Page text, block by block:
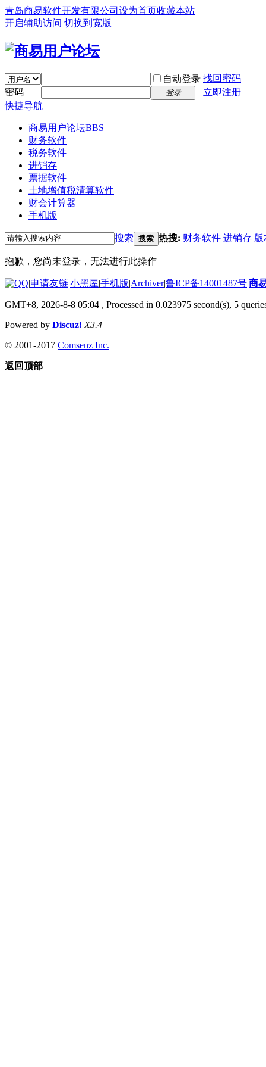
青岛商易软件开发有限公司 设为首页收藏本站
开启辅助访问 切换到宽版
自动登录 找回密码
密码
登录
立即注册
快捷导航
商易用户论坛BBS
财务软件
税务软件
进销存
票据软件
土地增值税清算软件
财会计算器
手机版
搜索 搜索 热搜: 财务软件 进销存 版
抱歉，您尚未登录，无法进行此操作
|申请友链|小黑屋|手机版|Archiver|鲁ICP备14001487号|商
GMT+8, 2026-8-8 05:04 , Processed in 0.023975 second(s), 5
Powered by Discuz! X3.4
© 2001-2017 Comsenz Inc.
返回顶部